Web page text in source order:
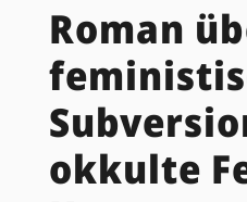
Roman
okkulte